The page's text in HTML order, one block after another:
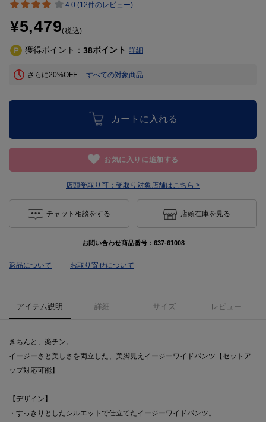
4.0 (12件のレビュー)
¥5,479(税込)
獲得ポイント： 38ポイント 詳細
さらに20%OFF すべての対象商品
カートに入れる
お気に入りに追加する
店頭受取り可： 受取り対象店舗はこちら >
チャット相談をする 店頭在庫を見る
お問い合わせ商品番号： 637-61008
返品について お取り寄せについて
アイテム説明 詳細 サイズ レビュー
きちんと、楽チン。
イージーさと美しさを両立した、美脚見えイージーワイドパンツ【セットア
ップ対応可能】
【デザイン】
・すっきりとしたシルエットで仕立てたイージーワイドパンツ。